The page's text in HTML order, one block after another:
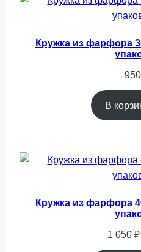
Кружка из фарфора
950
В
Кружка из фарфора
1 050₽